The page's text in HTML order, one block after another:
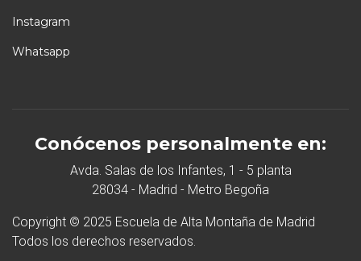
Instagram
Whatsapp
Conócenos personalmente en:
Avda. Salas de los Infantes, 1 - 5 planta
28034 - Madrid - Metro Begoña
Copyright © 2025 Escuela de Alta Montaña de Madrid
Todos los derechos reservados.